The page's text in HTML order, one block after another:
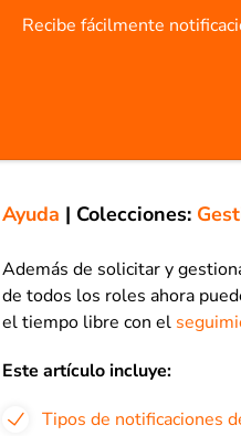
Recibe fácilmente
Ayuda | Colecciones:
Además de solicitar y
de todos los roles ahora
el tiempo libre con el
Este artículo incluye:
Tipos de notificaciones